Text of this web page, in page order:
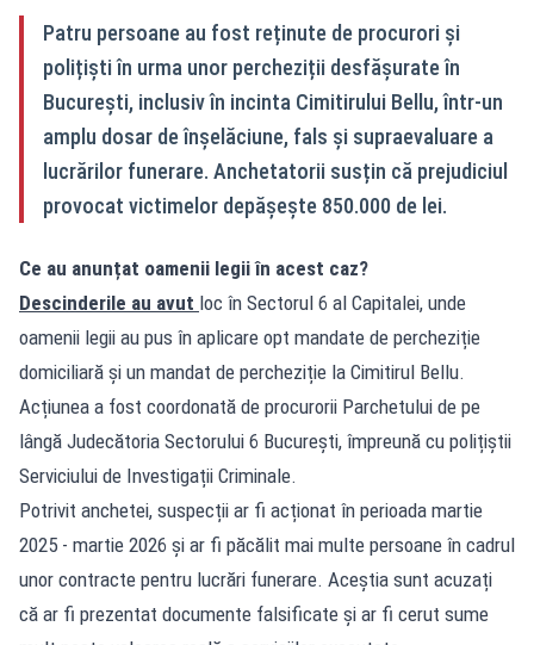
Patru persoane au fost reținute de procurori și
polițiști în urma unor percheziții desfășurate în
București, inclusiv în incinta Cimitirului Bellu, într-un
amplu dosar de înșelăciune, fals și supraevaluare a
lucrărilor funerare. Anchetatorii susțin că prejudiciul
provocat victimelor depășește 850.000 de lei.
Ce au anunțat oamenii legii în acest caz?
Descinderile au avut loc în Sectorul 6 al Capitalei, unde
oamenii legii au pus în aplicare opt mandate de percheziție
domiciliară și un mandat de percheziție la Cimitirul Bellu.
Acțiunea a fost coordonată de procurorii Parchetului de pe
lângă Judecătoria Sectorului 6 București, împreună cu polițiștii
Serviciului de Investigații Criminale.
Potrivit anchetei, suspecții ar fi acționat în perioada martie
2025 - martie 2026 și ar fi păcălit mai multe persoane în cadrul
unor contracte pentru lucrări funerare. Aceștia sunt acuzați
că ar fi prezentat documente falsificate și ar fi cerut sume